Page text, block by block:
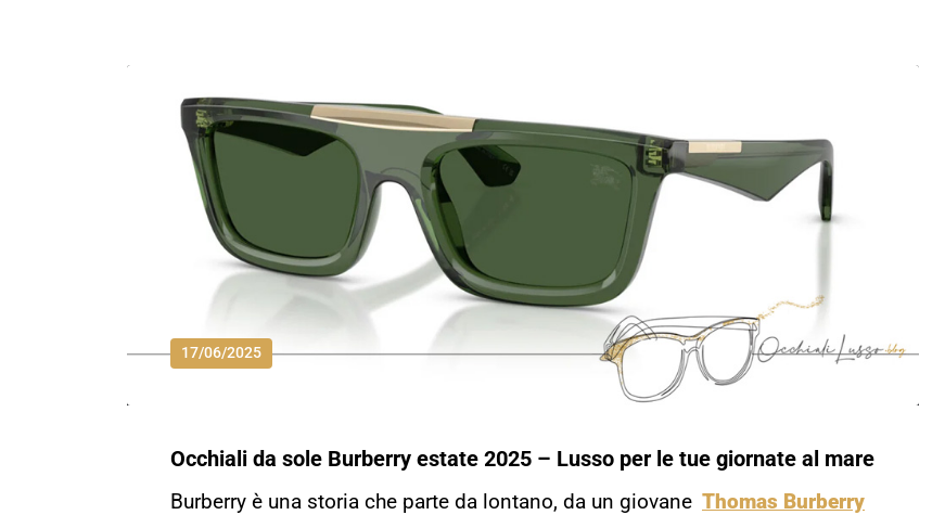
17/06/2025
Occhiali da sole Burberry estate 2025 – Lusso per le tue giornate al mare
Burberry è una storia che parte da lontano, da un giovane Thomas Burberry